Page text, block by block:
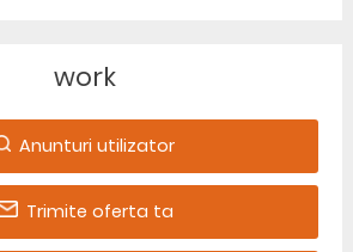
work
Anunturi utilizator
Trimite oferta ta